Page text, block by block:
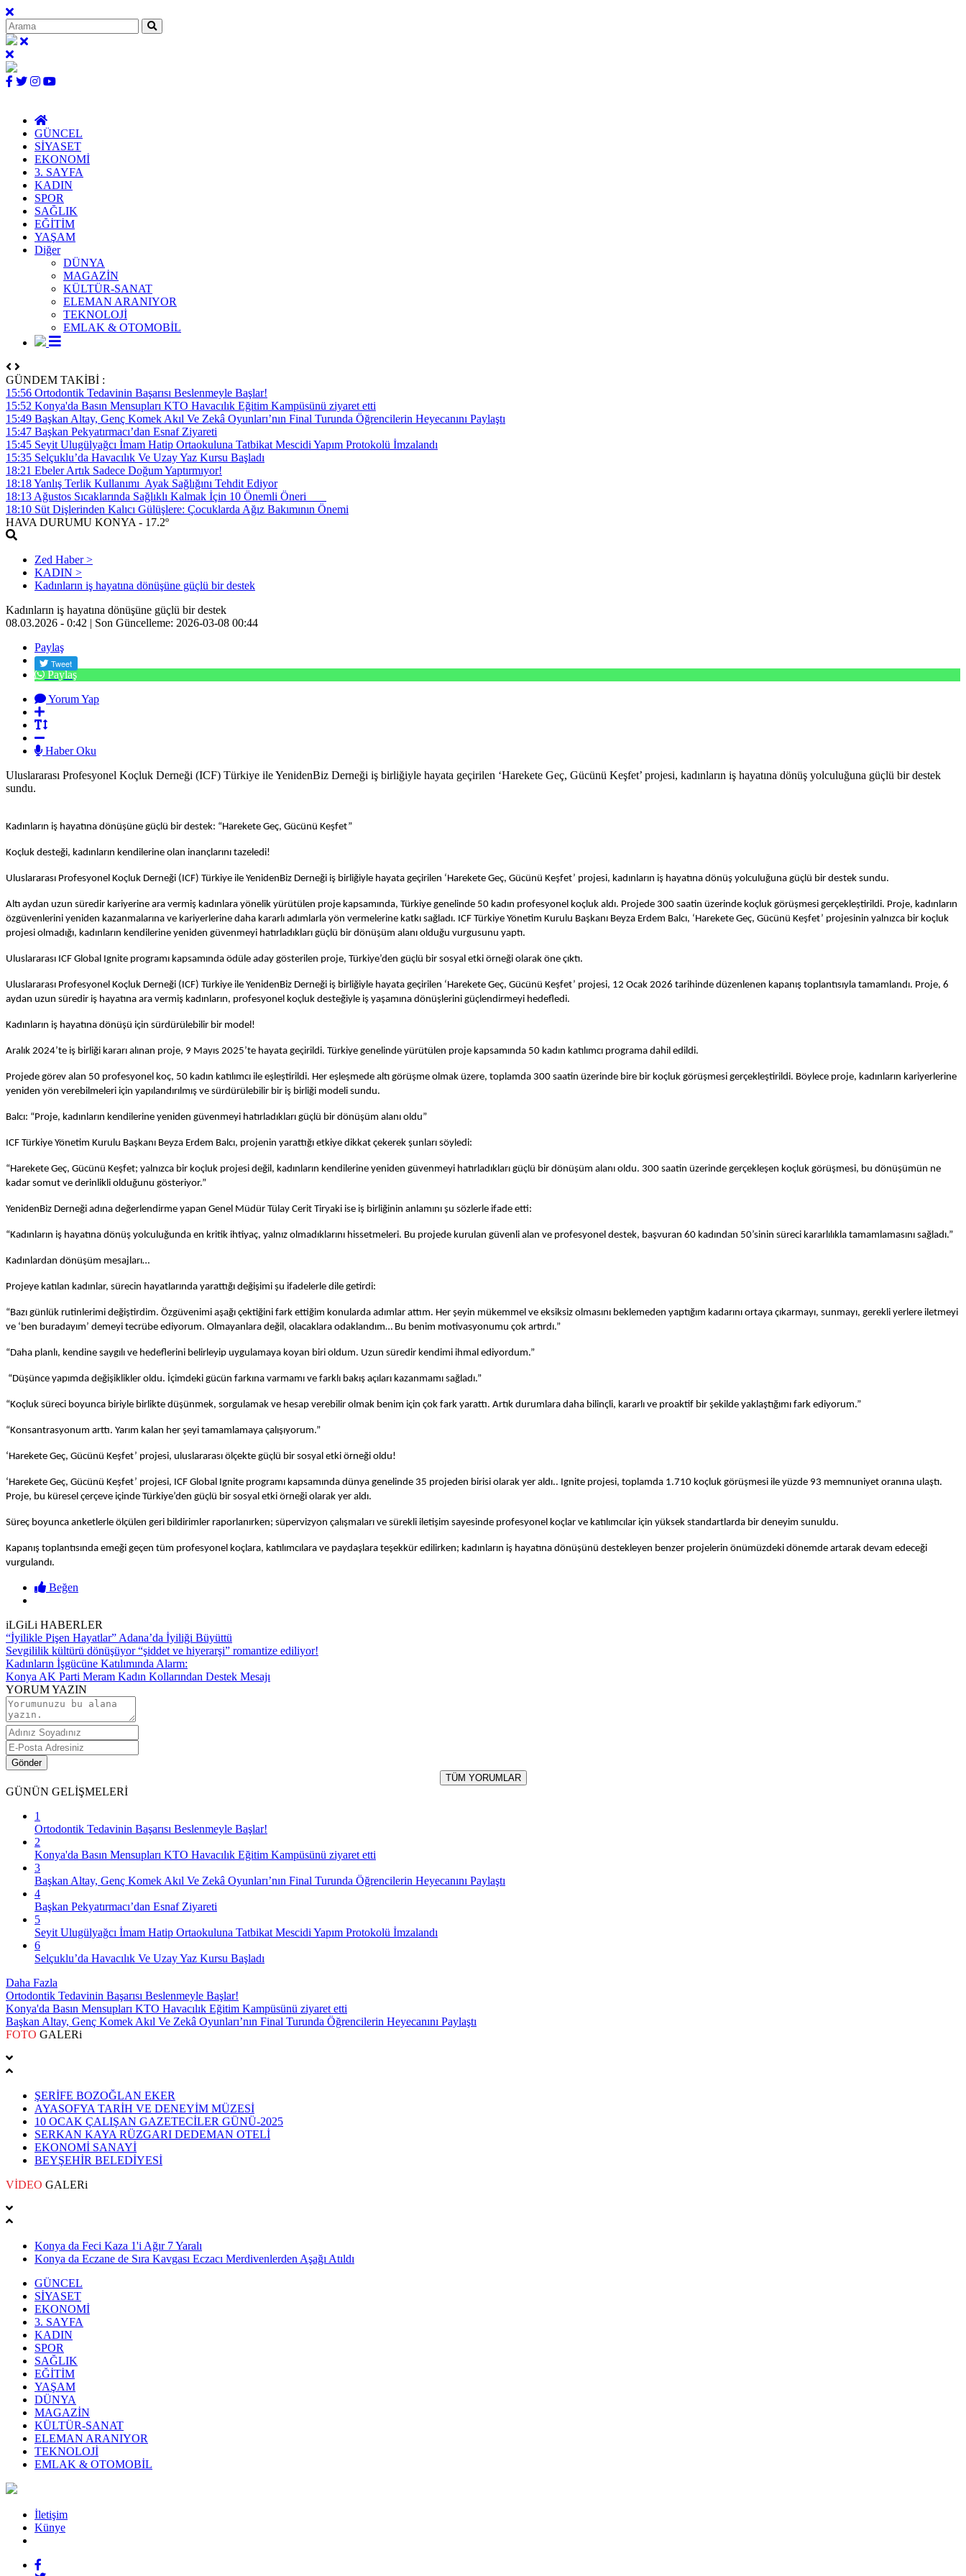
GÜNCEL
SİYASET
EKONOMİ
3. SAYFA
KADIN
SPOR
SAĞLIK
EĞİTİM
YAŞAM
Diğer
DÜNYA
MAGAZİN
KÜLTÜR-SANAT
ELEMAN ARANIYOR
TEKNOLOJİ
EMLAK & OTOMOBİL
GÜNDEM TAKİBİ :
15:56 Ortodontik Tedavinin Başarısı Beslenmeyle Başlar!
15:52 Konya'da Basın Mensupları KTO Havacılık Eğitim Kampüsünü ziyaret etti
15:49 Başkan Altay, Genç Komek Akıl Ve Zekâ Oyunları’nın Final Turunda Öğrencilerin Heyecanını Paylaştı
15:47 Başkan Pekyatırmacı’dan Esnaf Ziyareti
15:45 Seyit Ulugülyağcı İmam Hatip Ortaokuluna Tatbikat Mescidi Yapım Protokolü İmzalandı
15:35 Selçuklu’da Havacılık Ve Uzay Yaz Kursu Başladı
18:21 Ebeler Artık Sadece Doğum Yaptırmıyor!
18:18 Yanlış Terlik Kullanımı Ayak Sağlığını Tehdit Ediyor
18:13 Ağustos Sıcaklarında Sağlıklı Kalmak İçin 10 Önemli Öneri
18:10 Süt Dişlerinden Kalıcı Gülüşlere: Çocuklarda Ağız Bakımının Önemi
HAVA DURUMU KONYA - 17.2º
Zed Haber >
KADIN >
Kadınların iş hayatına dönüşüne güçlü bir destek
Kadınların iş hayatına dönüşüne güçlü bir destek
08.03.2026 - 0:42 | Son Güncelleme: 2026-03-08 00:44
Paylaş
Paylaş
Yorum Yap
Haber Oku
Uluslararası Profesyonel Koçluk Derneği (ICF) Türkiye ile YenidenBiz Derneği iş birliğiyle hayata geçirilen ‘Harekete Geç, Gücünü Keşfet’ projesi, kadınların iş hayatına dönüş yolculuğuna güçlü bir destek
sundu.
Kadınların iş hayatına dönüşüne güçlü bir destek: “Harekete Geç, Gücünü Keşfet”
Koçluk desteği, kadınların kendilerine olan inançlarını tazeledi!
Uluslararası Profesyonel Koçluk Derneği (ICF) Türkiye ile YenidenBiz Derneği iş birliğiyle hayata geçirilen ‘Harekete Geç, Gücünü Keşfet’ projesi, kadınların iş hayatına dönüş yolculuğuna güçlü bir destek sundu.
Altı aydan uzun süredir kariyerine ara vermiş kadınlara yönelik yürütülen proje kapsamında, Türkiye genelinde 50 kadın profesyonel koçluk aldı. Projede 300 saatin üzerinde koçluk görüşmesi gerçekleştirildi. Proje, kadınların
özgüvenlerini yeniden kazanmalarına ve kariyerlerine daha kararlı adımlarla yön vermelerine katkı sağladı. ICF Türkiye Yönetim Kurulu Başkanı Beyza Erdem Balcı, ‘Harekete Geç, Gücünü Keşfet’ projesinin yalnızca bir koçluk
projesi olmadığı, kadınların kendilerine yeniden güvenmeyi hatırladıkları güçlü bir dönüşüm alanı olduğu vurgusunu yaptı.
Uluslararası ICF Global Ignite programı kapsamında ödüle aday gösterilen proje, Türkiye’den güçlü bir sosyal etki örneği olarak öne çıktı.
Uluslararası Profesyonel Koçluk Derneği (ICF) Türkiye ile YenidenBiz Derneği iş birliğiyle hayata geçirilen ‘Harekete Geç, Gücünü Keşfet’ projesi, 12 Ocak 2026 tarihinde düzenlenen kapanış toplantısıyla tamamlandı. Proje, 6
aydan uzun süredir iş hayatına ara vermiş kadınların, profesyonel koçluk desteğiyle iş yaşamına dönüşlerini güçlendirmeyi hedefledi.
Kadınların iş hayatına dönüşü için sürdürülebilir bir model!
Aralık 2024’te iş birliği kararı alınan proje, 9 Mayıs 2025’te hayata geçirildi. Türkiye genelinde yürütülen proje kapsamında 50 kadın katılımcı programa dahil edildi.
Projede görev alan 50 profesyonel koç, 50 kadın katılımcı ile eşleştirildi. Her eşleşmede altı görüşme olmak üzere, toplamda 300 saatin üzerinde bire bir koçluk görüşmesi gerçekleştirildi. Böylece proje, kadınların kariyerlerine
yeniden yön verebilmeleri için yapılandırılmış ve sürdürülebilir bir iş birliği modeli sundu.
Balcı: “Proje, kadınların kendilerine yeniden güvenmeyi hatırladıkları güçlü bir dönüşüm alanı oldu”
ICF Türkiye Yönetim Kurulu Başkanı Beyza Erdem Balcı, projenin yarattığı etkiye dikkat çekerek şunları söyledi:
“Harekete Geç, Gücünü Keşfet; yalnızca bir koçluk projesi değil, kadınların kendilerine yeniden güvenmeyi hatırladıkları güçlü bir dönüşüm alanı oldu. 300 saatin üzerinde gerçekleşen koçluk görüşmesi, bu dönüşümün ne
kadar somut ve derinlikli olduğunu gösteriyor.”
YenidenBiz Derneği adına değerlendirme yapan Genel Müdür Tülay Cerit Tiryaki ise iş birliğinin anlamını şu sözlerle ifade etti:
“Kadınların iş hayatına dönüş yolculuğunda en kritik ihtiyaç, yalnız olmadıklarını hissetmeleri. Bu projede kurulan güvenli alan ve profesyonel destek, başvuran 60 kadından 50’sinin süreci kararlılıkla tamamlamasını sağladı.”
Kadınlardan dönüşüm mesajları…
Projeye katılan kadınlar, sürecin hayatlarında yarattığı değişimi şu ifadelerle dile getirdi:
“Bazı günlük rutinlerimi değiştirdim. Özgüvenimi aşağı çektiğini fark ettiğim konularda adımlar attım. Her şeyin mükemmel ve eksiksiz olmasını beklemeden yaptığım kadarını ortaya çıkarmayı, sunmayı, gerekli yerlere iletmeyi
ve ‘ben buradayım’ demeyi tecrübe ediyorum. Olmayanlara değil, olacaklara odaklandım… Bu benim motivasyonumu çok artırdı.”
“Daha planlı, kendine saygılı ve hedeflerini belirleyip uygulamaya koyan biri oldum. Uzun süredir kendimi ihmal ediyordum.”
“Düşünce yapımda değişiklikler oldu. İçimdeki gücün farkına varmamı ve farklı bakış açıları kazanmamı sağladı.”
“Koçluk süreci boyunca biriyle birlikte düşünmek, sorgulamak ve hesap verebilir olmak benim için çok fark yarattı. Artık durumlara daha bilinçli, kararlı ve proaktif bir şekilde yaklaştığımı fark ediyorum.”
“Konsantrasyonum arttı. Yarım kalan her şeyi tamamlamaya çalışıyorum.”
‘Harekete Geç, Gücünü Keşfet’ projesi, uluslararası ölçekte güçlü bir sosyal etki örneği oldu!
‘Harekete Geç, Gücünü Keşfet’ projesi, ICF Global Ignite programı kapsamında dünya genelinde 35 projeden birisi olarak yer aldı.. Ignite projesi, toplamda 1.710 koçluk görüşmesi ile yüzde 93 memnuniyet oranına ulaştı.
Proje, bu küresel çerçeve içinde Türkiye’den güçlü bir sosyal etki örneği olarak yer aldı.
Süreç boyunca anketlerle ölçülen geri bildirimler raporlanırken; süpervizyon çalışmaları ve sürekli iletişim sayesinde profesyonel koçlar ve katılımcılar için yüksek standartlarda bir deneyim sunuldu.
Kapanış toplantısında emeği geçen tüm profesyonel koçlara, katılımcılara ve paydaşlara teşekkür edilirken; kadınların iş hayatına dönüşünü destekleyen benzer projelerin önümüzdeki dönemde artarak devam edeceği
vurgulandı.
Beğen
iLGiLi HABERLER
“İyilikle Pişen Hayatlar” Adana’da İyiliği Büyüttü
Sevgililik kültürü dönüşüyor “şiddet ve hiyerarşi” romantize ediliyor!
Kadınların İşgücüne Katılımında Alarm:
Konya AK Parti Meram Kadın Kollarından Destek Mesajı
YORUM YAZIN
Gönder
TÜM YORUMLAR
GÜNÜN GELİŞMELERİ
1
Ortodontik Tedavinin Başarısı Beslenmeyle Başlar!
2
Konya'da Basın Mensupları KTO Havacılık Eğitim Kampüsünü ziyaret etti
3
Başkan Altay, Genç Komek Akıl Ve Zekâ Oyunları’nın Final Turunda Öğrencilerin Heyecanını Paylaştı
4
Başkan Pekyatırmacı’dan Esnaf Ziyareti
5
Seyit Ulugülyağcı İmam Hatip Ortaokuluna Tatbikat Mescidi Yapım Protokolü İmzalandı
6
Selçuklu’da Havacılık Ve Uzay Yaz Kursu Başladı
Daha Fazla
Ortodontik Tedavinin Başarısı Beslenmeyle Başlar!
Konya'da Basın Mensupları KTO Havacılık Eğitim Kampüsünü ziyaret etti
Başkan Altay, Genç Komek Akıl Ve Zekâ Oyunları’nın Final Turunda Öğrencilerin Heyecanını Paylaştı
FOTO GALERi
ŞERİFE BOZOĞLAN EKER
AYASOFYA TARİH VE DENEYİM MÜZESİ
10 OCAK ÇALIŞAN GAZETECİLER GÜNÜ-2025
SERKAN KAYA RÜZGARI DEDEMAN OTELİ
EKONOMİ SANAYİ
BEYŞEHİR BELEDİYESİ
VİDEO GALERi
Konya da Feci Kaza 1'i Ağır 7 Yaralı
Konya da Eczane de Sıra Kavgası Eczacı Merdivenlerden Aşağı Atıldı
GÜNCEL
SİYASET
EKONOMİ
3. SAYFA
KADIN
SPOR
SAĞLIK
EĞİTİM
YAŞAM
DÜNYA
MAGAZİN
KÜLTÜR-SANAT
ELEMAN ARANIYOR
TEKNOLOJİ
EMLAK & OTOMOBİL
İletişim
Künye